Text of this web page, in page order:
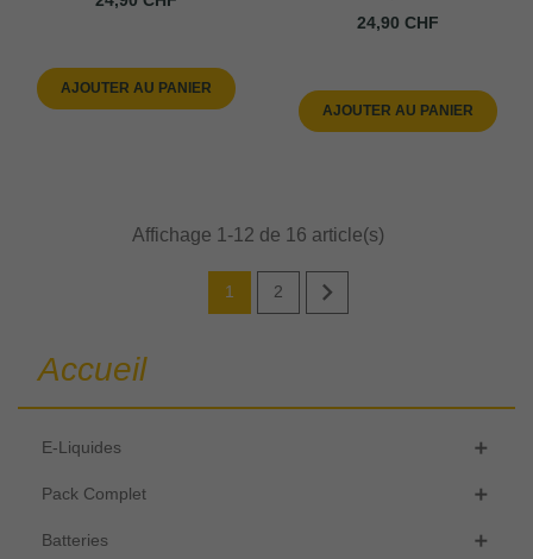
AJOUTER AU PANIER
Prix
24,90 CHF
AJOUTER AU PANIER
Affichage 1-12 de 16 article(s)
1 2 
Accueil
E-Liquides 
Pack Complet 
Batteries 